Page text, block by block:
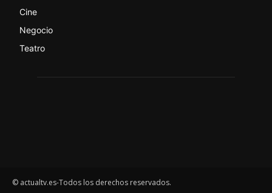
Cine
Negocio
Teatro
© actualtv.es-Todos los derechos reservados.